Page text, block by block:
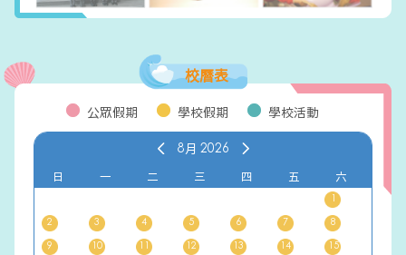
校曆表
公眾假期 學校假期
學校活動
8月 2026
日 一 二 三 四 五 六
1
2
3 4 5 6 7
8
9
10 11 12 13 14
15